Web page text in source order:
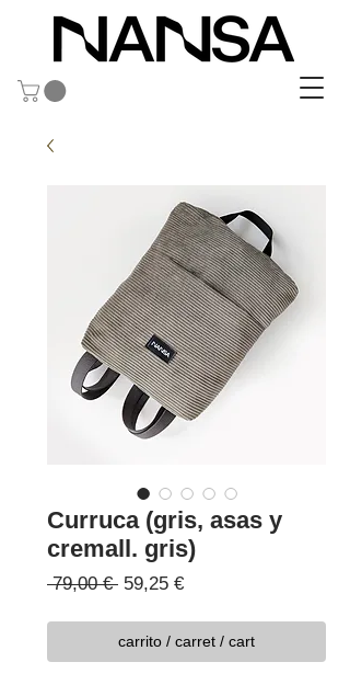
Curruca (gris, asas y
cremall. gris)
79,00 € Precio
59,25 €Precio
oferta
carrito / carret / cart